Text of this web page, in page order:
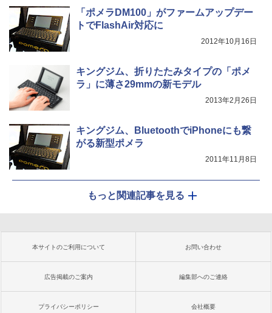
「ポメラDM100」がファームアップデー
トでFlashAir対応に
2012年10月16日
キングジム、折りたたみタイプの「ポメ
ラ」に薄さ29mmの新モデル
2013年2月26日
キングジム、BluetoothでiPhoneにも繋
がる新型ポメラ
2011年11月8日
もっと関連記事を見る
本サイトのご利用について お問い合わせ
広告掲載のご案内 編集部へのご連絡
プライバシーポリシー 会社概要